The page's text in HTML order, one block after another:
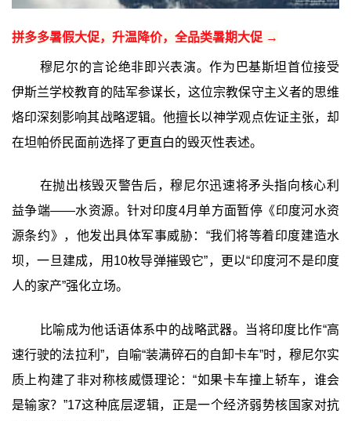
拼多多暑假大促，升温降价，全品类暑期大促 →
穆尼尔的言论绝非即兴表演。作为巴基斯坦首位接受
伊斯兰学校教育的陆军参谋长，这位宗教保守主义者的思维
烙印深刻影响其战略逻辑。他擅长以神学观点佐证主张，却
在坦帕侨民面前选择了更直白的毁灭性表述。
在抛出核毁灭警告后，穆尼尔迅速将矛头指向核心利
益争端——水资源。针对印度4月单方面暂停《印度河水资
源条约》，他发出具体军事威胁：“我们将等着印度建造水
坝，一旦建成，用10枚导弹摧毁它”，更以“印度河不是印度
人的家产”强化立场。
比喻成为他话语体系中的战略武器。当将印度比作“高
速行驶的法拉利”，自喻“装满碎石的自卸卡车”时，穆尼尔实
质上构建了非对称核威慑理论：“如果卡车撞上轿车，谁会
是输家？”17这种底层逻辑，正是一个经济弱势核国家对抗